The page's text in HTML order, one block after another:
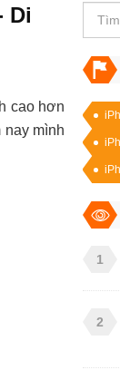
Di
cao hơn
nay mình
1
2